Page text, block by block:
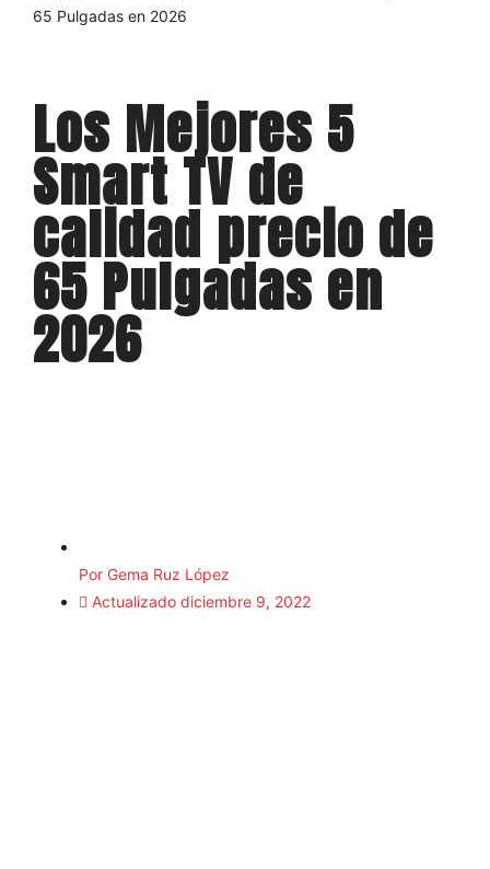
65 Pulgadas en 2026
Los Mejores 5
Smart TV de
calidad precio de
65 Pulgadas en
2026
Por Gema Ruz López
Actualizado diciembre 9, 2022